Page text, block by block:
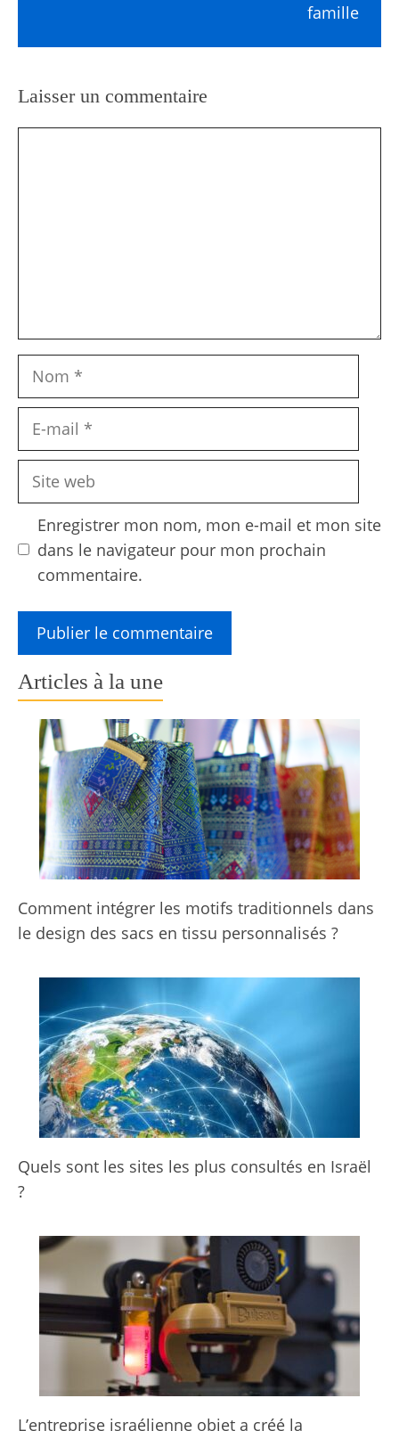
famille
Laisser un commentaire
Nom
Site
Enregistrer mon nom, mon e-mail et mon site
dans le navigateur pour mon prochain
commentaire.
Articles à la une
Comment intégrer les motifs traditionnels dans
le design des sacs en tissu personnalisés ?
Quels sont les sites les plus consultés en Israël
?
L’entreprise israélienne objet a créé la